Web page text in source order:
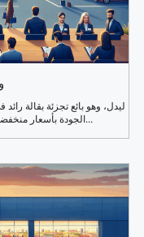
ليدل، وهو بائع تجزئة بقالة
الجودة بأسعار منخفضة بشكل استثنائي. بما يزيد على 12,000 متجر في...